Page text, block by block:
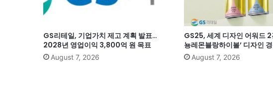
GS리테일, 기업가치 제고 계획 발표…
2028년 영업이익 3,800억 원 목표
August 7, 2026
GS25, 세계 디자인 어워드 2
뇽레몬블랑하이볼’ 디자인
August 7, 2026